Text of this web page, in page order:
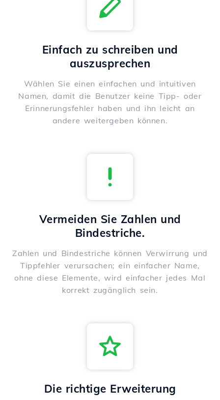
Einfach zu schreiben und
auszusprechen
Wählen Sie einen einfachen und intuitiven
Namen, damit die Benutzer keine Tipp- oder
Erinnerungsfehler haben und ihn leicht an
andere weitergeben können.
Vermeiden Sie Zahlen und
Bindestriche.
Zahlen und Bindestriche können Verwirrung und
Tippfehler verursachen; ein einfacher Name,
ohne diese Elemente, wird einfacher jedes Mal
korrekt zugänglich sein.
Die richtige Erweiterung